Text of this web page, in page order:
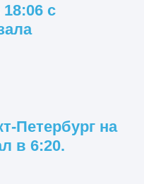
с
Петербург на
в 6:20.